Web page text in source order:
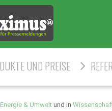
UND PREISE
Energie & Umwelt und in